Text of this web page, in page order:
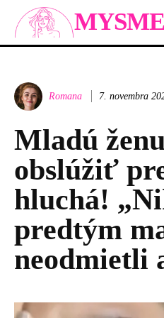
Romana 7. novembra
Mladú
obslúžiť
hluchá!
predtým
neodmietli